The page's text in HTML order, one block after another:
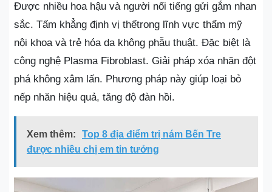
Được nhiều hoa hậu và người nổi tiếng gửi gắm nhan
sắc. Tấm khẳng định vị thếtrong lĩnh vực thẩm mỹ
nội khoa và trẻ hóa da không phẫu thuật. Đặc biệt là
công nghệ Plasma Fibroblast. Giải pháp xóa nhăn đột
phá không xâm lấn. Phương pháp này giúp loại bỏ
nếp nhăn hiệu quả, tăng độ đàn hồi.
Xem thêm:
Top 8 địa điểm trị nám Bến Tre
được nhiều chị em tin tưởng